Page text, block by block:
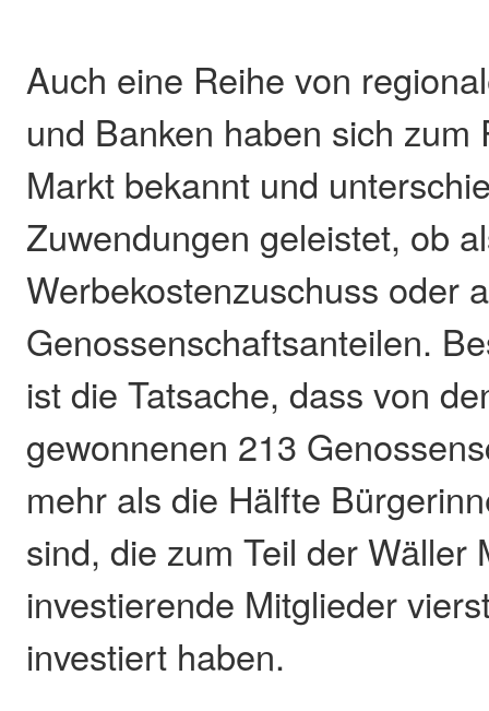
Auch eine Reihe von
und Banken haben sich zum
Markt bekannt und
Zuwendungen geleistet, ob
Werbekostenzuschuss oder
Genossenschaftsanteilen.
ist die Tatsache, dass von
gewonnenen 213
mehr als die Hälfte
sind, die zum Teil der Wäller
investierende Mitglieder
investiert haben.